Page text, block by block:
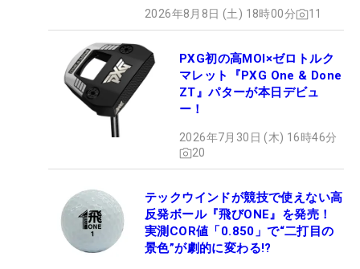
2026年8月8日 (土) 18時00分 11
PXG初の高MOI×ゼロトルク
マレット『PXG One & Done
ZT』パターが本日デビュ
ー！
2026年7月30日 (木) 16時46分
20
テックウインドが競技で使えない高
反発ボール『飛びONE』を発売！
実測COR値「0.850」で“二打目の
景色”が劇的に変わる!?